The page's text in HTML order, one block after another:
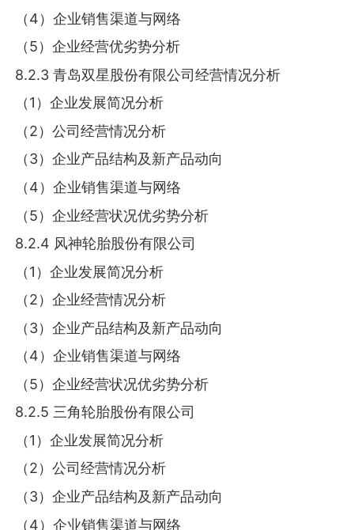
（4）企业销售渠道与网络
（5）企业经营优劣势分析
8.2.3 青岛双星股份有限公司经营情况分析
（1）企业发展简况分析
（2）公司经营情况分析
（3）企业产品结构及新产品动向
（4）企业销售渠道与网络
（5）企业经营状况优劣势分析
8.2.4 风神轮胎股份有限公司
（1）企业发展简况分析
（2）企业经营情况分析
（3）企业产品结构及新产品动向
（4）企业销售渠道与网络
（5）企业经营状况优劣势分析
8.2.5 三角轮胎股份有限公司
（1）企业发展简况分析
（2）公司经营情况分析
（3）企业产品结构及新产品动向
（4）企业销售渠道与网络